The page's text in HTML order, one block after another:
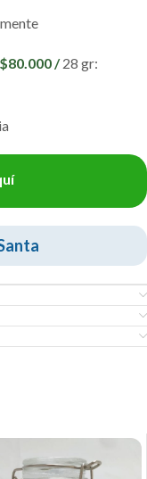
$80.000 /28 gr: